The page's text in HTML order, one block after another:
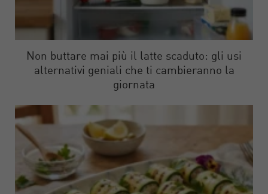
Non buttare mai più il latte scaduto: gli usi
alternativi geniali che ti cambieranno la
giornata